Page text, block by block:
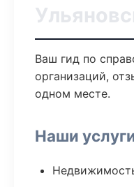
Ваш гид по
организаций,
одном месте.
Наши